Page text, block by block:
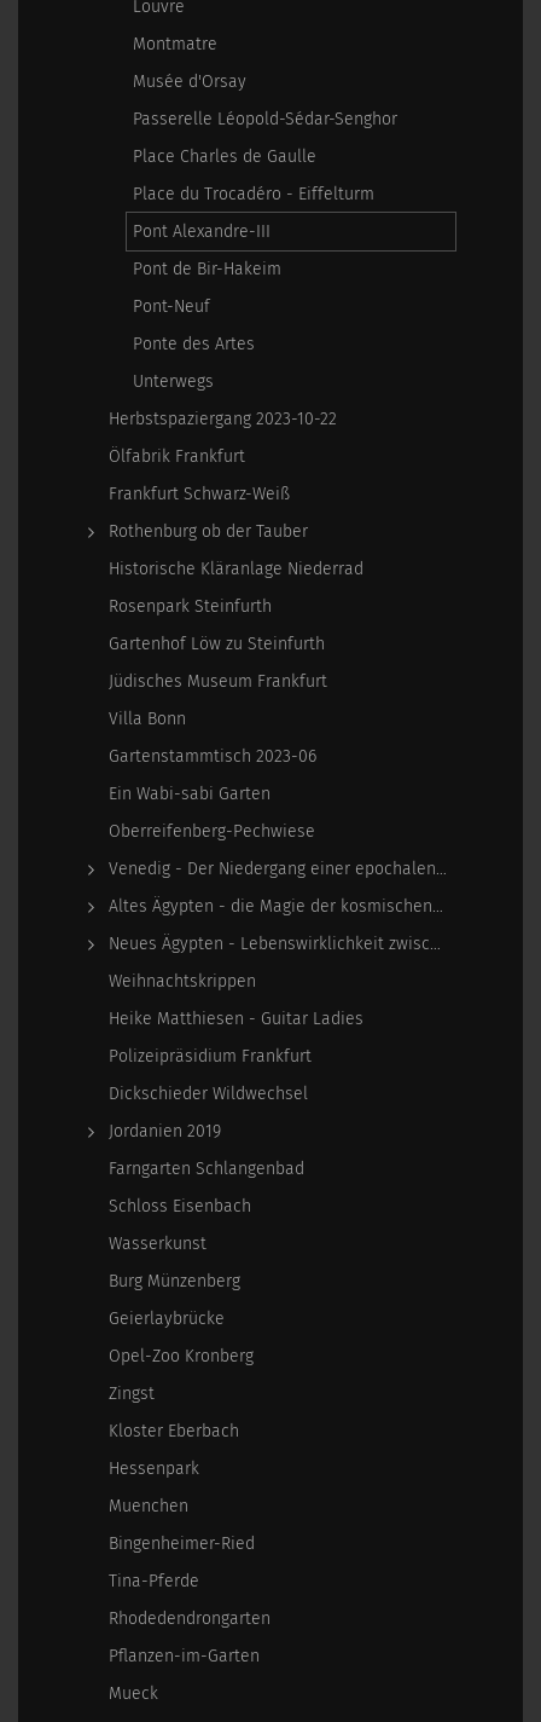
Louvre
Montmatre
Musée d'Orsay
Passerelle Léopold-Sédar-Senghor
Place Charles de Gaulle
Place du Trocadéro - Eiffelturm
Pont Alexandre-III
Pont de Bir-Hakeim
Pont-Neuf
Ponte des Artes
Unterwegs
Herbstspaziergang 2023-10-22
Ölfabrik Frankfurt
Frankfurt Schwarz-Weiß
Rothenburg ob der Tauber
Historische Kläranlage Niederrad
Rosenpark Steinfurth
Gartenhof Löw zu Steinfurth
Jüdisches Museum Frankfurt
Villa Bonn
Gartenstammtisch 2023-06
Ein Wabi-sabi Garten
Oberreifenberg-Pechwiese
Venedig - Der Niedergang einer epochalen Macht
Altes Ägypten - die Magie der kosmischen…
Neues Ägypten - Lebenswirklichkeit zwischen…
Weihnachtskrippen
Heike Matthiesen - Guitar Ladies
Polizeipräsidium Frankfurt
Dickschieder Wildwechsel
Jordanien 2019
Farngarten Schlangenbad
Schloss Eisenbach
Wasserkunst
Burg Münzenberg
Geierlaybrücke
Opel-Zoo Kronberg
Zingst
Kloster Eberbach
Hessenpark
Muenchen
Bingenheimer-Ried
Tina-Pferde
Rhodedendrongarten
Pflanzen-im-Garten
Mueck